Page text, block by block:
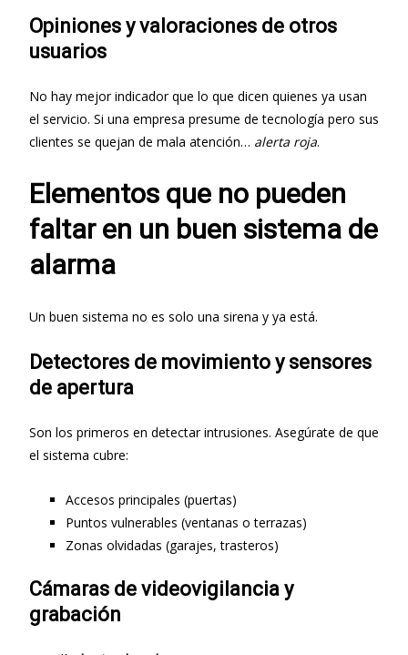
Opiniones y valoraciones de otros
usuarios
No hay mejor indicador que lo que dicen quienes ya usan
el servicio. Si una empresa presume de tecnología pero sus
clientes se quejan de mala atención… alerta roja.
Elementos que no pueden
faltar en un buen sistema de
alarma
Un buen sistema no es solo una sirena y ya está.
Detectores de movimiento y sensores
de apertura
Son los primeros en detectar intrusiones. Asegúrate de que
el sistema cubre:
Accesos principales (puertas)
Puntos vulnerables (ventanas o terrazas)
Zonas olvidadas (garajes, trasteros)
Cámaras de videovigilancia y
grabación